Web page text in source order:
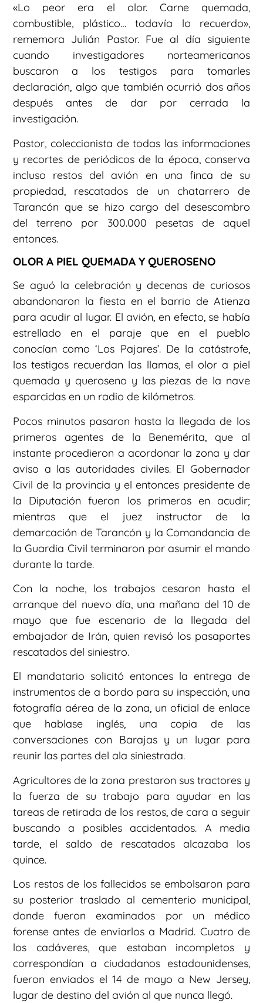
«Lo peor era el olor. Carne quemada,
combustible, plástico… todavía lo recuerdo»,
rememora Julián Pastor. Fue al día siguiente
cuando investigadores norteamericanos
buscaron a los testigos para tomarles
declaración, algo que también ocurrió dos años
después antes de dar por cerrada la
investigación.
Pastor, coleccionista de todas las informaciones
y recortes de periódicos de la época, conserva
incluso restos del avión en una finca de su
propiedad, rescatados de un chatarrero de
Tarancón que se hizo cargo del desescombro
del terreno por 300.000 pesetas de aquel
entonces.
OLOR A PIEL QUEMADA Y QUEROSENO
Se aguó la celebración y decenas de curiosos
abandonaron la fiesta en el barrio de Atienza
para acudir al lugar. El avión, en efecto, se había
estrellado en el paraje que en el pueblo
conocían como ‘Los Pajares’. De la catástrofe,
los testigos recuerdan las llamas, el olor a piel
quemada y queroseno y las piezas de la nave
esparcidas en un radio de kilómetros.
Pocos minutos pasaron hasta la llegada de los
primeros agentes de la Benemérita, que al
instante procedieron a acordonar la zona y dar
aviso a las autoridades civiles. El Gobernador
Civil de la provincia y el entonces presidente de
la Diputación fueron los primeros en acudir;
mientras que el juez instructor de la
demarcación de Tarancón y la Comandancia de
la Guardia Civil terminaron por asumir el mando
durante la tarde.
Con la noche, los trabajos cesaron hasta el
arranque del nuevo día, una mañana del 10 de
mayo que fue escenario de la llegada del
embajador de Irán, quien revisó los pasaportes
rescatados del siniestro.
El mandatario solicitó entonces la entrega de
instrumentos de a bordo para su inspección, una
fotografía aérea de la zona, un oficial de enlace
que hablase inglés, una copia de las
conversaciones con Barajas y un lugar para
reunir las partes del ala siniestrada.
Agricultores de la zona prestaron sus tractores y
la fuerza de su trabajo para ayudar en las
tareas de retirada de los restos, de cara a seguir
buscando a posibles accidentados. A media
tarde, el saldo de rescatados alcazaba los
quince.
Los restos de los fallecidos se embolsaron para
su posterior traslado al cementerio municipal,
donde fueron examinados por un médico
forense antes de enviarlos a Madrid. Cuatro de
los cadáveres, que estaban incompletos y
correspondían a ciudadanos estadounidenses,
fueron enviados el 14 de mayo a New Jersey,
lugar de destino del avión al que nunca llegó.